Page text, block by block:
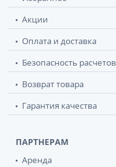
Акции
Оплата и доставка
Безопасность расчетов
Возврат товара
Гарантия качества
ПАРТНЕРАМ
Аренда